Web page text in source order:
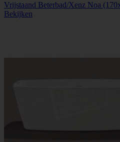
Vrijstaand Beterbad/Xenz Noa
Bekijken